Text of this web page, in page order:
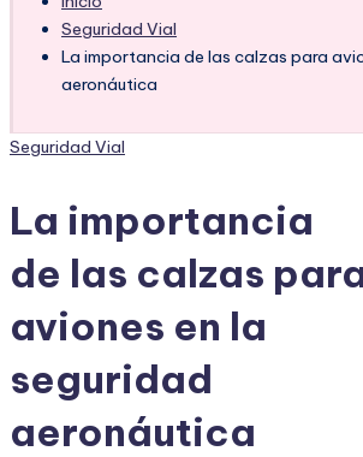
Seguridad Vial
La importancia de las calzas para
aeronáutica
Publicado
Seguridad Vial
La importancia
de las calzas
aviones en la
seguridad
aeronáutica